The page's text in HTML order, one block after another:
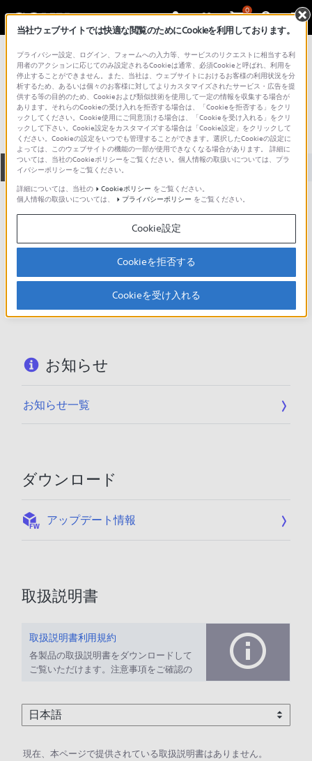
0
総合サポート・お問い合わせ VGN シリーズ
VGN-CR62B
全て ダウンロード 取扱説明書 Q&A
製品に関する重要なお知らせ
お知らせ
製品に関する重要なお知らせ
重要なお知らせ一覧
お知らせ
お知らせ一覧
ダウンロード
アップデート情報
取扱説明書
取扱説明書利用規約
各製品の取扱説明書をダウンロードして
ご覧いただけます。注意事項をご確認の
現在、本ページで提供されている取扱説明書はありません。
当社ウェブサイトでは快適な閲覧のためにCookieを利用しております。
プライバシー設定、ログイン、フォームへの入力等、サービスのリクエストに相当する利
用者のアクションに応じてのみ設定されるCookieは通常、必須Cookieと呼ばれ、利用を
停止することができません。また、当社は、ウェブサイトにおけるお客様の利用状況を分
析するため、あるいは個々のお客様に対してよりカスタマイズされたサービス・広告を提
供する等の目的のため、Cookieおよび類似技術を使用して一定の情報を収集する場合が
あります。それらのCookieの受け入れを拒否する場合は、「Cookieを拒否する」をクリ
ックしてください。Cookie使用にご同意頂ける場合は、「Cookieを受け入れる」をクリ
ックして下さい。Cookie設定をカスタマイズする場合は「Cookie設定」をクリックして
ください。Cookieの設定をいつでも管理することができます。選択したCookieの設定に
よっては、このウェブサイトの機能の一部が使用できなくなる場合があります。 詳細に
ついては、当社のCookieポリシーをご覧ください。個人情報の取扱いについては、プラ
イバシーポリシーをご覧ください。
詳細については、当社の
Cookieポリシー をご覧ください。
個人情報の取扱いについては、
プライバシーポリシー をご覧ください。
Cookie設定
Cookieを拒否する
Cookieを受け入れる